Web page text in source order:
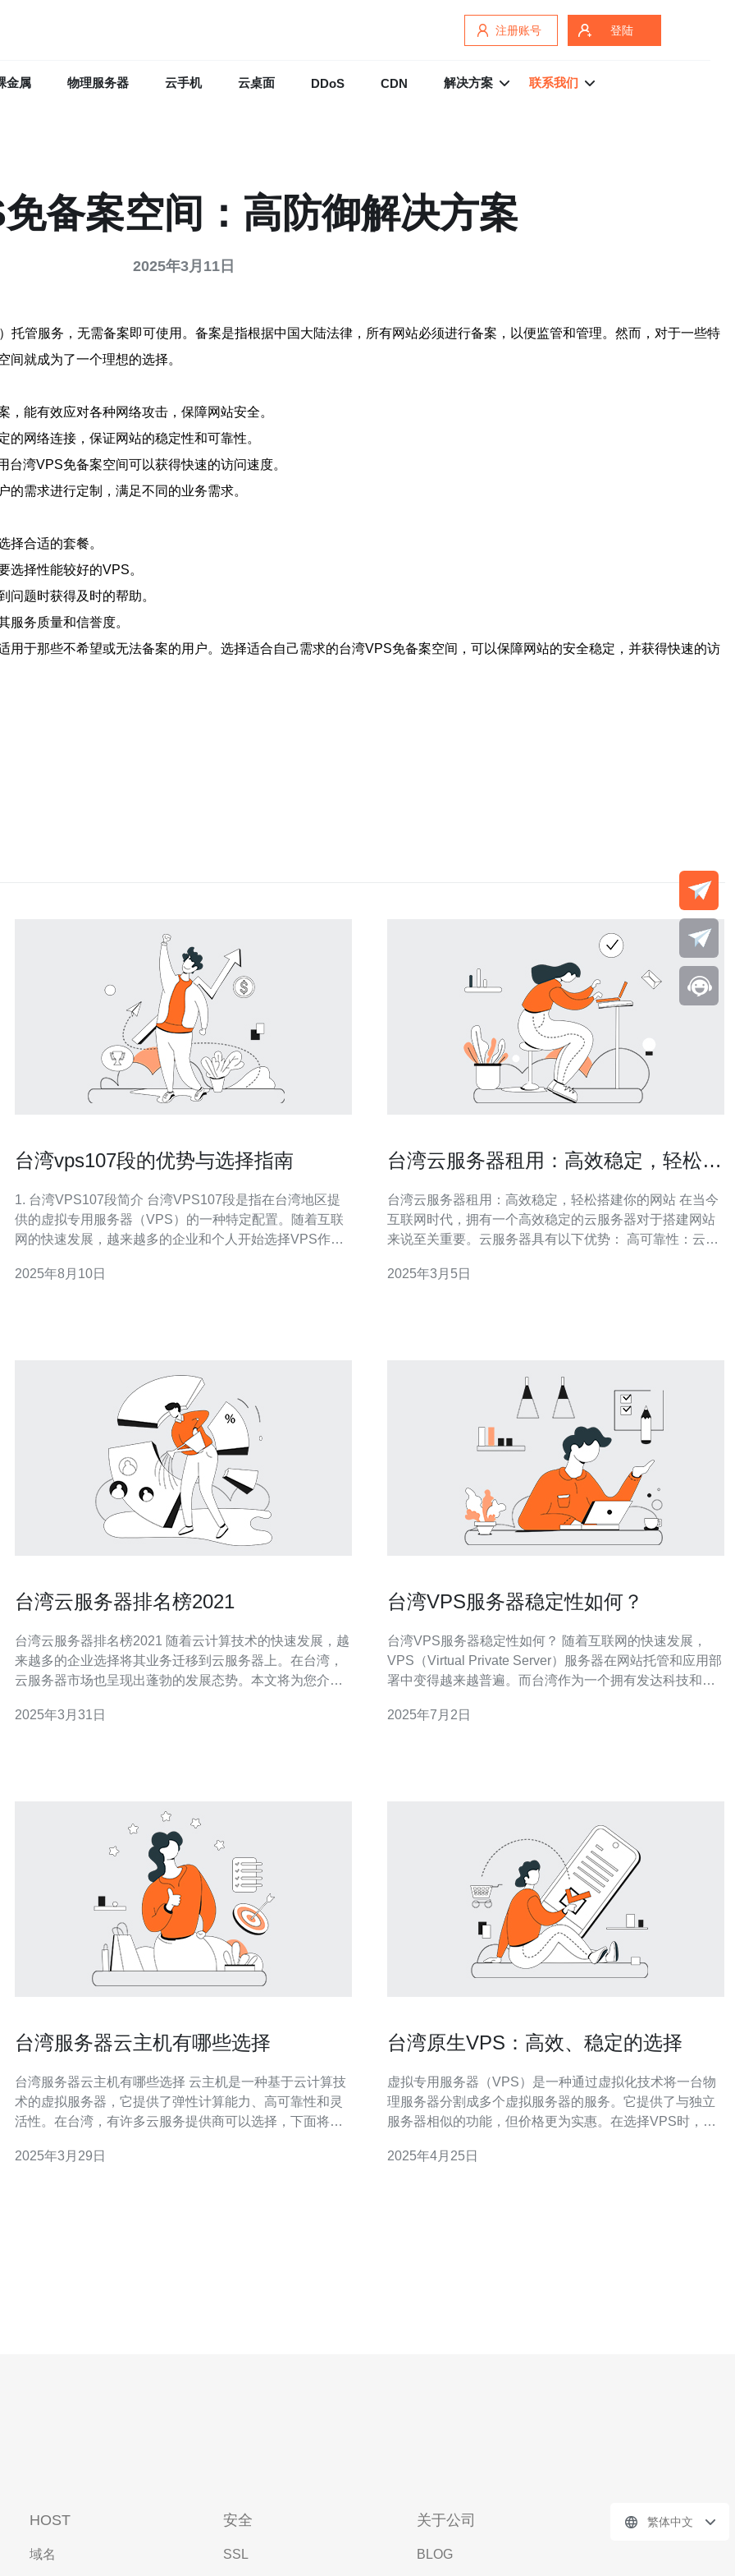
注册账号 登陆
金属 物理服务器 云手机 云桌面 DDoS CDN 解决方案 联系我们
备案空间：高防御解决方案
2025年3月11日
管服务，无需备案即可使用。备案是指根据中国大陆法律，所有网站必须进行备案，以便监管和管理。然而，对于一些特
就成为了一个理想的选择。
能有效应对各种网络攻击，保障网站安全。
网络连接，保证网站的稳定性和可靠性。
湾VPS免备案空间可以获得快速的访问速度。
需求进行定制，满足不同的业务需求。
择合适的套餐。
选择性能较好的VPS。
问题时获得及时的帮助。
服务质量和信誉度。
于那些不希望或无法备案的用户。选择适合自己需求的台湾VPS免备案空间，可以保障网站的安全稳定，并获得快速的访
台湾vps107段的优势与选择指南
1. 台湾VPS107段简介 台湾VPS107段是指在台湾地区提
供的虚拟专用服务器（VPS）的一种特定配置。随着互联
网的快速发展，越来越多的企业和个人开始选择VPS作为
及安全，适合各种规模的网站和应用程序。 根据IDC数
2025年8月10日
台湾云服务器租用：高效稳定，轻松搭
台湾云服务器租用：高效稳定，轻松搭建你的网站 在当今
互联网时代，拥有一个高效稳定的云服务器对于搭建网站
来说至关重要。云服务器具有以下优势： 高可靠性：云服
行。 弹性扩展：云服务器可以根据网站访问量的变化自动
2025年3月5日
台湾云服务器排名榜2021
台湾云服务器排名榜2021 随着云计算技术的快速发展，越
来越多的企业选择将其业务迁移到云服务器上。在台湾，
云服务器市场也呈现出蓬勃的发展态势。本文将为您介绍
的云服务器提供商。 以下是2021年台湾云服务器排名榜的
2025年3月31日
台湾VPS服务器稳定性如何？
台湾VPS服务器稳定性如何？ 随着互联网的快速发展，
VPS（Virtual Private Server）服务器在网站托管和应用部
署中变得越来越普遍。而台湾作为一个拥有发达科技和通
入探讨台湾VPS服务器的稳定性，并对其优劣势进行分
2025年7月2日
台湾服务器云主机有哪些选择
台湾服务器云主机有哪些选择 云主机是一种基于云计算技
术的虚拟服务器，它提供了弹性计算能力、高可靠性和灵
活性。在台湾，有许多云服务提供商可以选择，下面将介
讯云是中国领先的云计算服务提供商之一，在台湾也有强
2025年3月29日
台湾原生VPS：高效、稳定的选择
虚拟专用服务器（VPS）是一种通过虚拟化技术将一台物
理服务器分割成多个虚拟服务器的服务。它提供了与独立
服务器相似的功能，但价格更为实惠。在选择VPS时，台
原生VPS可以获得低延迟的网络连接。由于数据中心位于
2025年4月25日
HOST
域名
安全
SSL
关于公司
BLOG
繁体中文